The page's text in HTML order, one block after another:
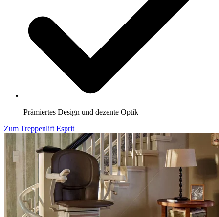
Prämiertes Design und dezente Optik
Zum Treppenlift Esprit